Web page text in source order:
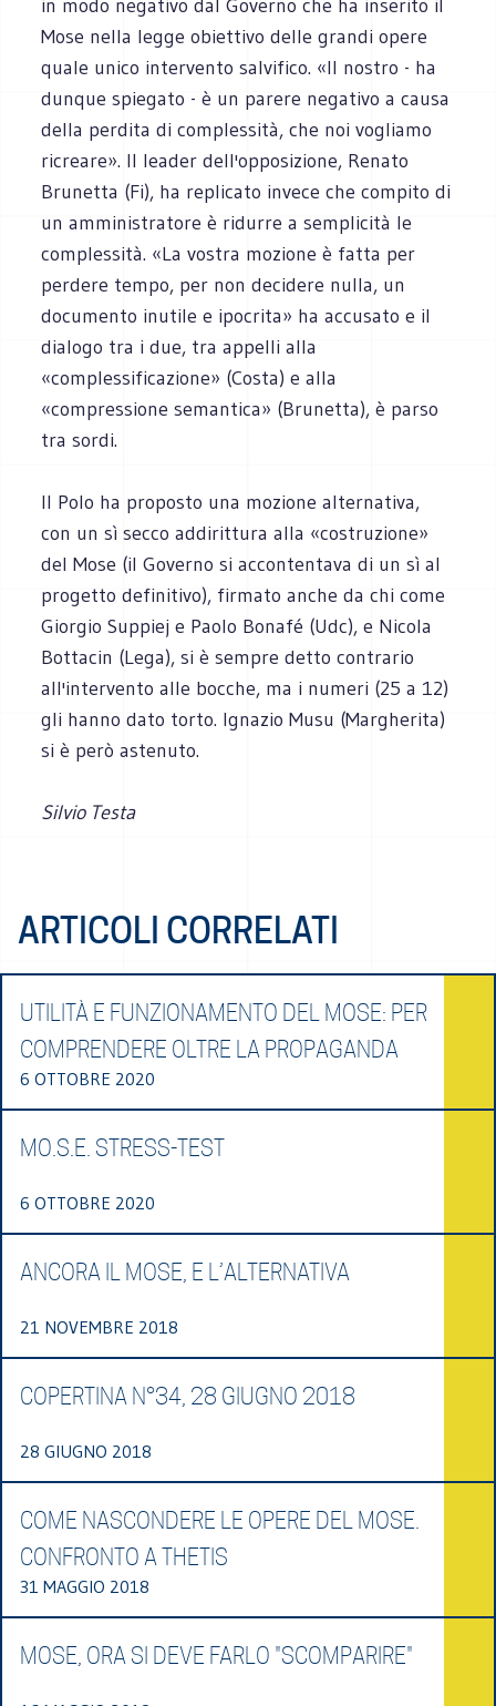
in modo negativo dal Governo che ha inserito il
Mose nella legge obiettivo delle grandi opere
quale unico intervento salvifico. «Il nostro - ha
dunque spiegato - è un parere negativo a causa
della perdita di complessità, che noi vogliamo
ricreare». Il leader dell'opposizione, Renato
Brunetta (Fi), ha replicato invece che compito di
un amministratore è ridurre a semplicità le
complessità. «La vostra mozione è fatta per
perdere tempo, per non decidere nulla, un
documento inutile e ipocrita» ha accusato e il
dialogo tra i due, tra appelli alla
«complessificazione» (Costa) e alla
«compressione semantica» (Brunetta), è parso
tra sordi.
Il Polo ha proposto una mozione alternativa,
con un sì secco addirittura alla «costruzione»
del Mose (il Governo si accontentava di un sì al
progetto definitivo), firmato anche da chi come
Giorgio Suppiej e Paolo Bonafé (Udc), e Nicola
Bottacin (Lega), si è sempre detto contrario
all'intervento alle bocche, ma i numeri (25 a 12)
gli hanno dato torto. Ignazio Musu (Margherita)
si è però astenuto.
Silvio Testa
ARTICOLI CORRELATI
UTILITÀ E FUNZIONAMENTO DEL MOSE: PER
COMPRENDERE OLTRE LA PROPAGANDA
6 OTTOBRE 2020
MO.S.E. STRESS-TEST
6 OTTOBRE 2020
ANCORA IL MOSE, E L’ALTERNATIVA
21 NOVEMBRE 2018
COPERTINA N°34, 28 GIUGNO 2018
28 GIUGNO 2018
COME NASCONDERE LE OPERE DEL MOSE.
CONFRONTO A THETIS
31 MAGGIO 2018
MOSE, ORA SI DEVE FARLO "SCOMPARIRE"